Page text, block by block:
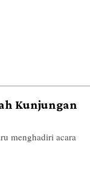
Kunjungan
menghadiri acara